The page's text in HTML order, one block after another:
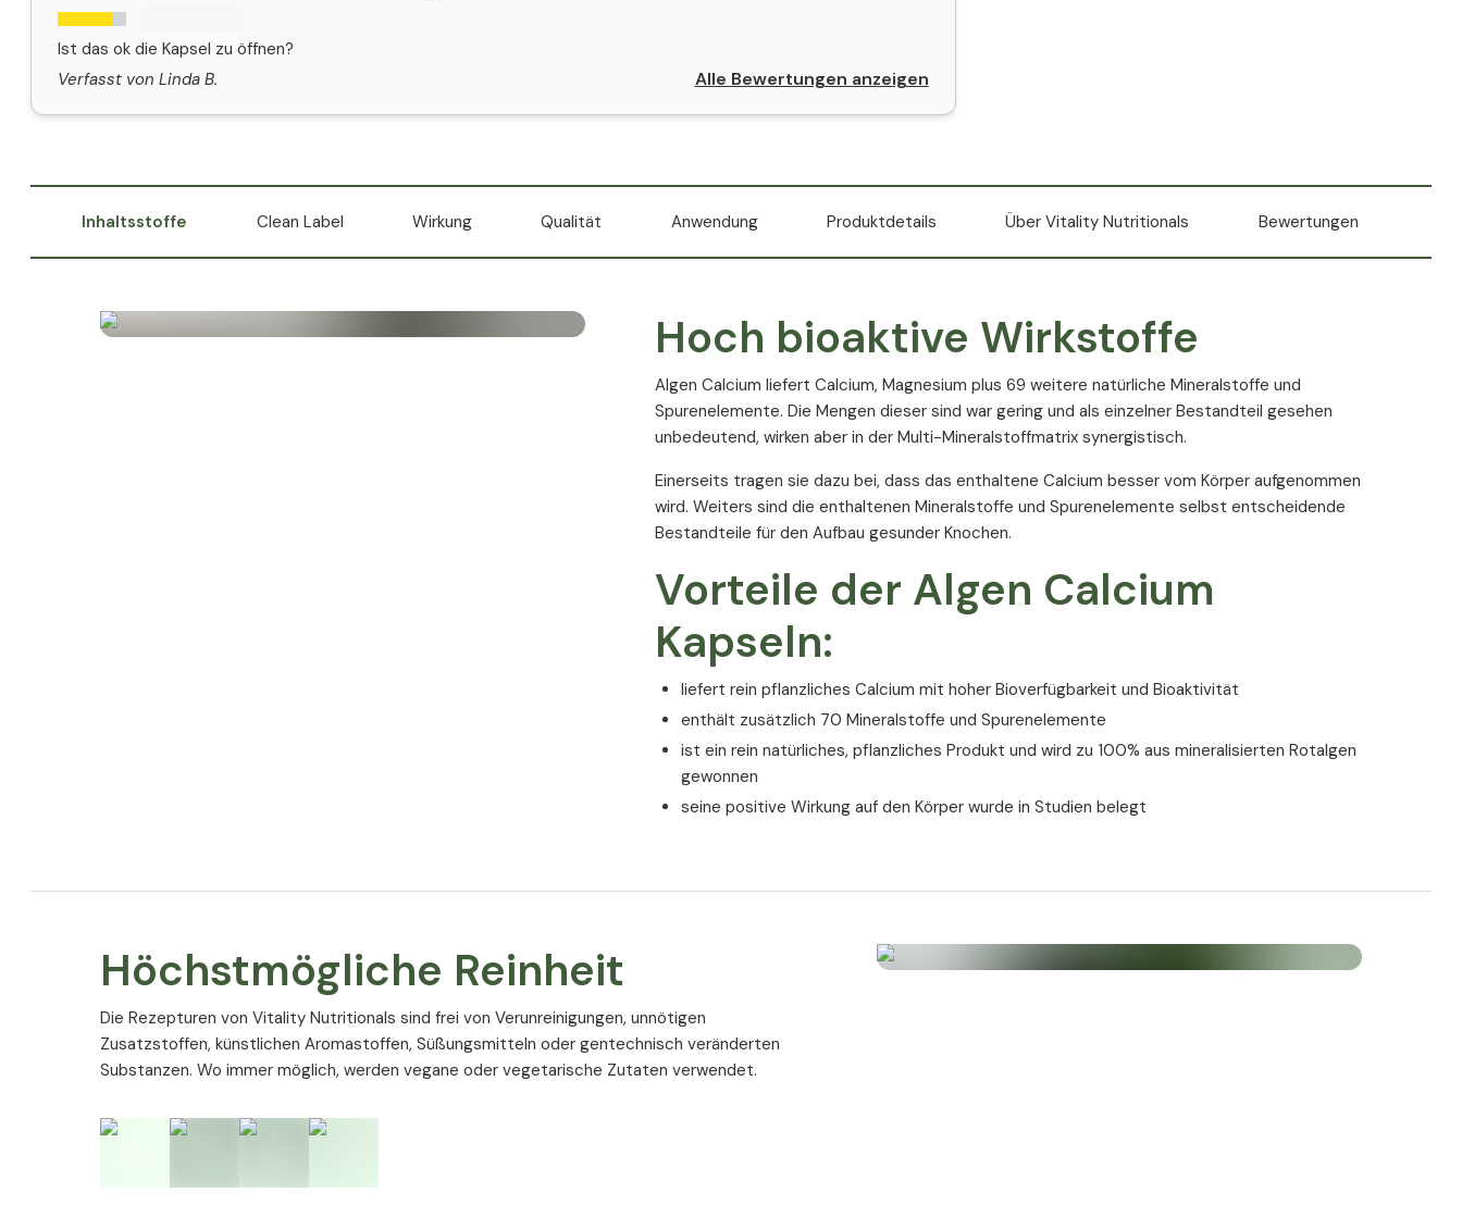
Ist das ok die Kapsel zu öffnen?
Verfasst von Linda B.
Alle Bewertungen anzeigen
Inhaltsstoffe Clean Label Wirkung Qualität Anwendung Produktdetails Über Vitality Nutritionals Bewertungen
Hoch bioaktive Wirkstoffe
Algen Calcium liefert Calcium, Magnesium plus 69 weitere natürliche Mineralstoffe und
Spurenelemente. Die Mengen dieser sind war gering und als einzelner Bestandteil gesehen
unbedeutend, wirken aber in der Multi-Mineralstoffmatrix synergistisch.
Einerseits tragen sie dazu bei, dass das enthaltene Calcium besser vom Körper aufgenommen
wird. Weiters sind die enthaltenen Mineralstoffe und Spurenelemente selbst entscheidende
Bestandteile für den Aufbau gesunder Knochen.
Vorteile der Algen Calcium
Kapseln:
liefert rein pflanzliches Calcium mit hoher Bioverfügbarkeit und Bioaktivität
enthält zusätzlich 70 Mineralstoffe und Spurenelemente
ist ein rein natürliches, pflanzliches Produkt und wird zu 100% aus mineralisierten Rotalgen
gewonnen
seine positive Wirkung auf den Körper wurde in Studien belegt
für Vegetarier und Veganer geeignet
Zutaten
Aquamin TG [kalkhaltige Meeresalge Lithothamnion sp. mit 30 %
Calcium (als Calciumcarbonat) und 2,2 % Magnesium (als
Hydroxypropylmethylcellulose (Kapselhülle); Trennmittel:
Nährwertangaben
Empfohlene Tagesdosis:
Höchstmögliche Reinheit
Die Rezepturen von Vitality Nutritionals sind frei von Verunreinigungen, unnötigen
Zusatzstoffen, künstlichen Aromastoffen, Süßungsmitteln oder gentechnisch veränderten
Substanzen. Wo immer möglich, werden vegane oder vegetarische Zutaten verwendet.